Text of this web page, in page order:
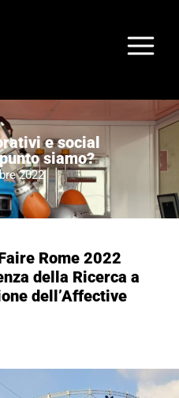
e social
siamo?
2022
Rome 2022
della Ricerca a
dell’Affective